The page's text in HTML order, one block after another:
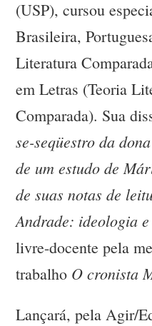
(USP), cursou
Brasileira,
Literatura
em Letras (Teoria
Comparada). Sua
se-seqüestro da
de um estudo de
de suas notas de
Andrade: ideologia
livre-docente pela
trabalho O cronista
Lançará, pela Agir/